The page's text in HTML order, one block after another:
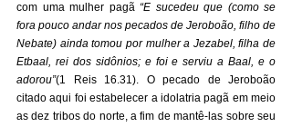
com uma mulher pagã “E sucedeu que (como se
fora pouco andar nos pecados de Jeroboão, filho de
Nebate) ainda tomou por mulher a Jezabel, filha de
Etbaal, rei dos sidônios; e foi e serviu a Baal, e o
adorou”(1 Reis 16.31). O pecado de Jeroboão
citado aqui foi estabelecer a idolatria pagã em meio
as dez tribos do norte, a fim de mantê-las sobre seu